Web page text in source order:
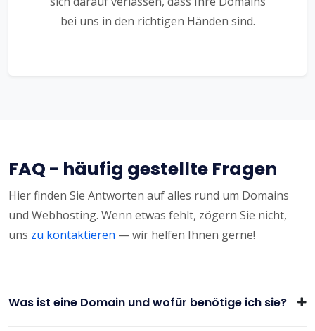
bei uns in den richtigen Händen sind.
FAQ - häufig gestellte Fragen
Hier finden Sie Antworten auf alles rund um Domains
und Webhosting. Wenn etwas fehlt, zögern Sie nicht,
uns zu kontaktieren — wir helfen Ihnen gerne!
Was ist eine Domain und wofür benötige ich sie?